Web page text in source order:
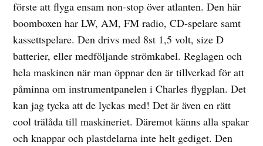
förste att flyga ensam non-stop över atlanten. Den här
boomboxen har LW, AM, FM radio, CD-spelare samt
kassettspelare. Den drivs med 8st 1,5 volt, size D
batterier, eller medföljande strömkabel. Reglagen och
hela maskinen när man öppnar den är tillverkad för att
påminna om instrumentpanelen i Charles flygplan. Det
kan jag tycka att de lyckas med! Det är även en rätt
cool trälåda till maskineriet. Däremot känns alla spakar
och knappar och plastdelarna inte helt gediget. Den